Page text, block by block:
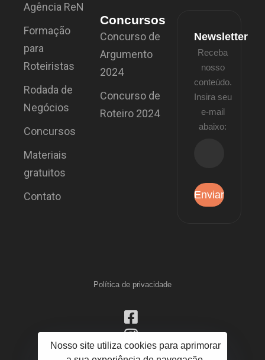
Agência ReN
Formação
para
Roteiristas
Rodada de
Negócios
Concursos
Materiais
gratuitos
Contato
Concursos
Concurso de
Argumento
2024
Concurso de
Roteiro 2024
Newsletter
Receba
nosso
conteúdo.
Insira seu
e-mail
abaixo:
Política de privacidade
Nosso site utiliza cookies para aprimorar